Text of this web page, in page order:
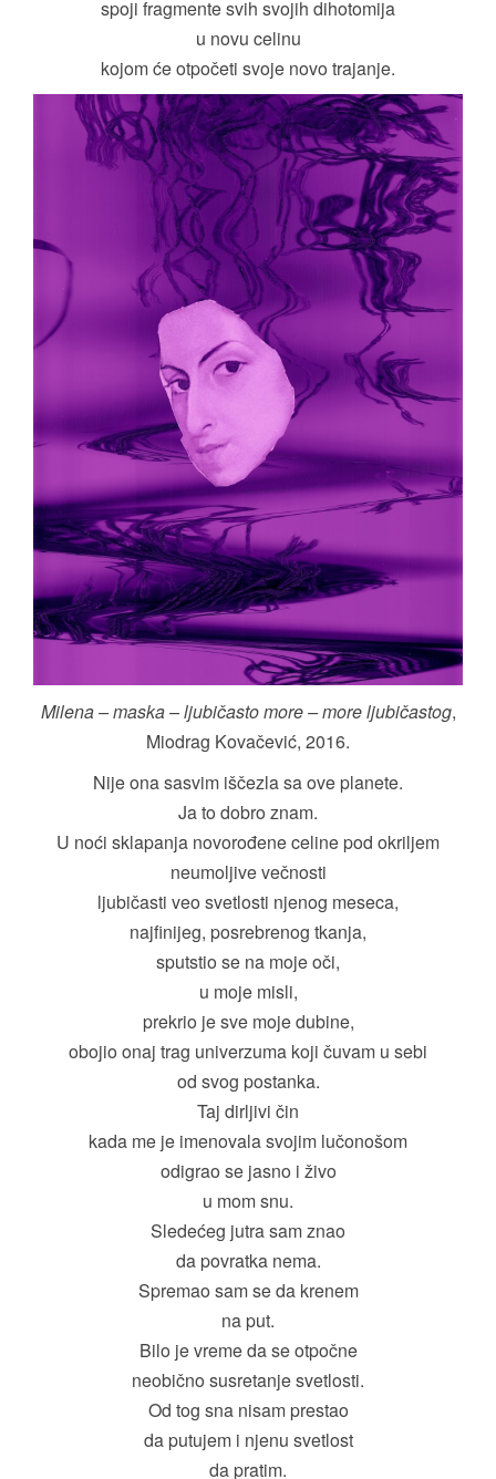
spoji fragmente svih svojih dihotomija
u novu celinu
kojom će otpočeti svoje novo trajanje.
Milena – maska – ljubičasto more – more ljubičastog,
Miodrag Kovačević, 2016.
Nije ona sasvim iščezla sa ove planete.
Ja to dobro znam.
U noći sklapanja novorođene celine pod okriljem
neumoljive večnosti
ljubičasti veo svetlosti njenog meseca,
najfinijeg, posrebrenog tkanja,
sputstio se na moje oči,
u moje misli,
prekrio je sve moje dubine,
obojio onaj trag univerzuma koji čuvam u sebi
od svog postanka.
Taj dirljivi čin
kada me je imenovala svojim lučonošom
odigrao se jasno i živo
u mom snu.
Sledećeg jutra sam znao
da povratka nema.
Spremao sam se da krenem
na put.
Bilo je vreme da se otpočne
neobično susretanje svetlosti.
Od tog sna nisam prestao
da putujem i njenu svetlost
da pratim.